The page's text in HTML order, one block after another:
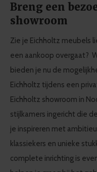
Breng een
showroom
Zie je Eichholtz meubels
een aankoop overgaat?
bieden je nu de
Eichholtz tijdens een
Eichholtz showroom in
stijlkamers ingericht die
je inspireren met
klassiekers en unieke
complete inrichting is